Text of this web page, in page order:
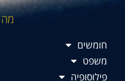
מה
חומשים
משפט
פילוסופיה